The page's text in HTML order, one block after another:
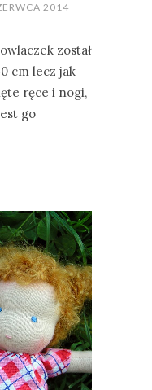
2014
został
cm lecz jak
ręce i nogi,
go